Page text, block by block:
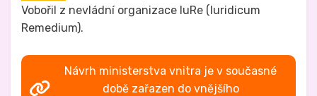
Vobořil z nevládní organizace IuRe (Iuridicum
Remedium).
Návrh ministerstva vnitra je v současné
době zařazen do vnějšího